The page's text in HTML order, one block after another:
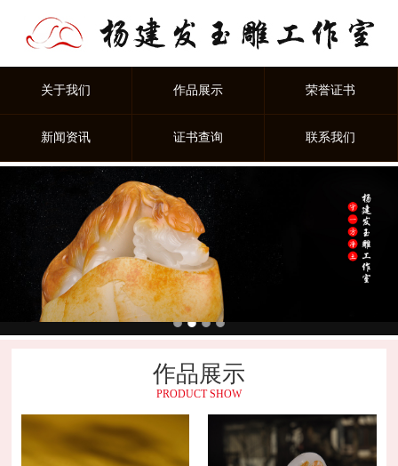
关于我们 作品展示 荣誉证书
新闻资讯 证书查询 联系我们
作品展示
PRODUCT SHOW